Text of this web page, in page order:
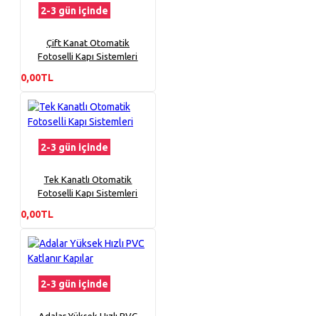
2-3 gün içinde
Çift Kanat Otomatik
Fotoselli Kapı Sistemleri
0,00TL
2-3 gün içinde
Tek Kanatlı Otomatik
Fotoselli Kapı Sistemleri
0,00TL
2-3 gün içinde